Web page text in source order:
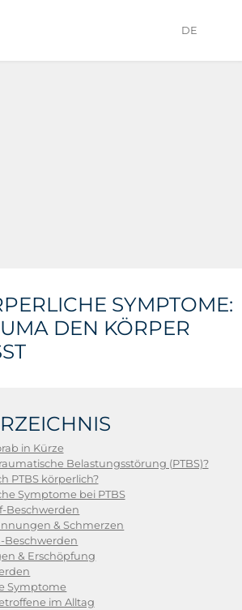
DE
SYMPTOME:
DEN KÖRPER
in Kürze
Belastungsstörung (PTBS)?
PTBS körperlich?
Symptome bei PTBS
Beschwerden
& Schmerzen
Beschwerden
& Erschöpfung
Symptome
im Alltag